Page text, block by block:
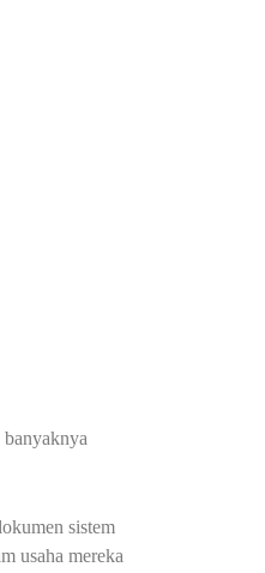
banyaknya
sistem
usaha mereka